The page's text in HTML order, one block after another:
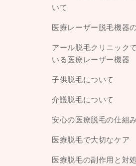
いて
医療レーザー脱毛機器
アール脱毛クリニック
いる医療レーザー機器
子供脱毛について
介護脱毛について
安心の医療脱毛の仕組み
医療脱毛で大切なケア
医療脱毛の副作用と対